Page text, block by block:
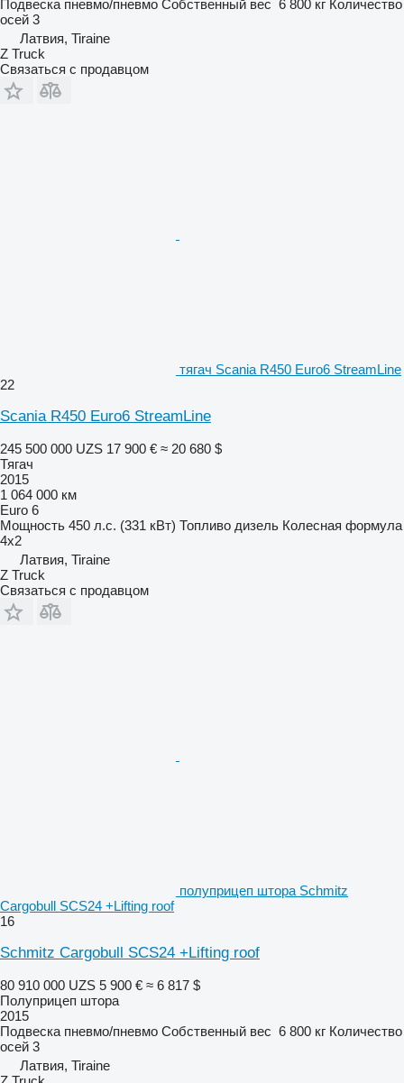
Подвеска пневмо/пневмо Собственный вес 6 800 кг Количество
осей 3
Латвия, Tiraine
Z Truck
Связаться с продавцом
тягач Scania R450 Euro6 StreamLine
22
Scania R450 Euro6 StreamLine
245 500 000 UZS 17 900 € ≈ 20 680 $
Тягач
2015
1 064 000 км
Euro 6
Мощность 450 л.с. (331 кВт) Топливо дизель Колесная формула
4x2
Латвия, Tiraine
Z Truck
Связаться с продавцом
полуприцеп штора Schmitz
Cargobull SCS24 +Lifting roof
16
Schmitz Cargobull SCS24 +Lifting roof
80 910 000 UZS 5 900 € ≈ 6 817 $
Полуприцеп штора
2015
Подвеска пневмо/пневмо Собственный вес 6 800 кг Количество
осей 3
Латвия, Tiraine